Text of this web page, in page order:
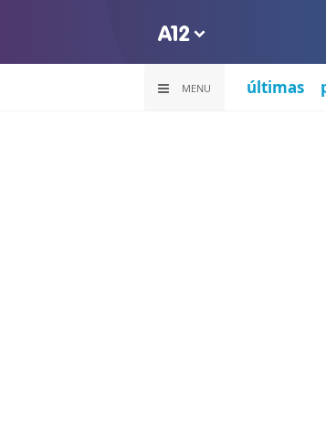
MENU últimas